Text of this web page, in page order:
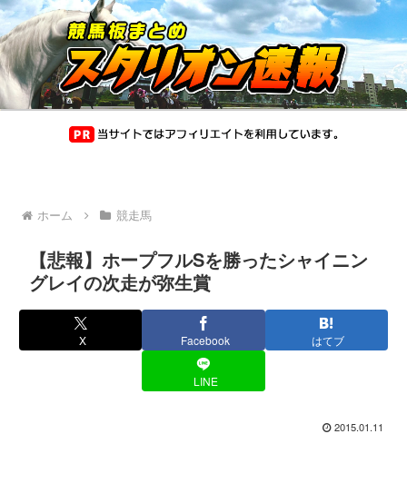
ホーム 競走馬
【悲報】ホープフルSを勝ったシャイニン
グレイの次走が弥生賞
X Facebook はてブ
LINE
2015.01.11